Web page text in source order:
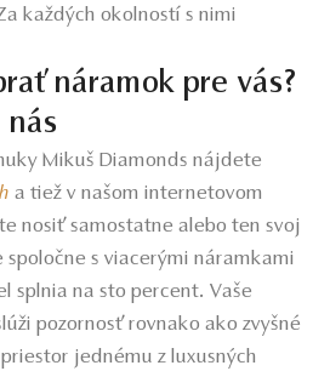
každých okolností s nimi
náramok pre vás?
nás
Mikuš Diamonds nájdete
a tiež v našom internetovom
nosiť samostatne alebo ten svoj
s viacerými náramkami
splnia na sto percent. Vaše
pozornosť rovnako ako zvyšné
jednému z luxusných